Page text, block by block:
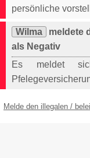
persönliche
Wilma
meldete
als Negativ
Es meldet
Melde den illegalen /